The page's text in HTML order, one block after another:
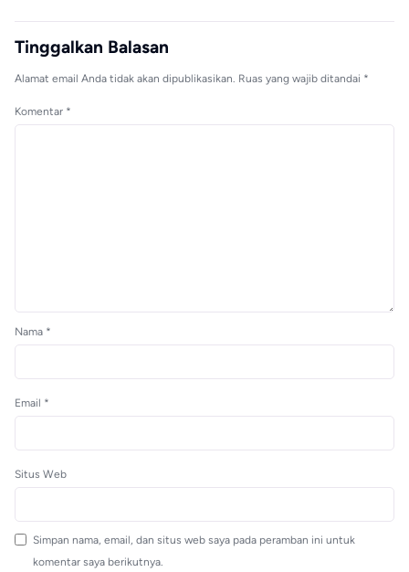
Tinggalkan Balasan
Alamat email Anda tidak akan dipublikasikan. Ruas yang wajib ditandai *
Komentar *
Nama *
Email *
Situs Web
Simpan nama, email, dan situs web saya pada peramban ini untuk
komentar saya berikutnya.